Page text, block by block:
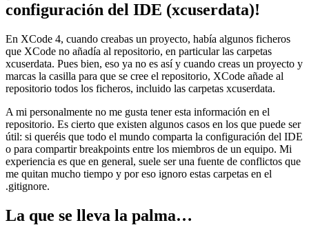
configuración del IDE (xcuserdata)!
En XCode 4, cuando creabas un proyecto, había algunos ficheros
que XCode no añadía al repositorio, en particular las carpetas
xcuserdata. Pues bien, eso ya no es así y cuando creas un proyecto y
marcas la casilla para que se cree el repositorio, XCode añade al
repositorio todos los ficheros, incluido las carpetas xcuserdata.
A mi personalmente no me gusta tener esta información en el
repositorio. Es cierto que existen algunos casos en los que puede ser
útil: si queréis que todo el mundo comparta la configuración del IDE
o para compartir breakpoints entre los miembros de un equipo. Mi
experiencia es que en general, suele ser una fuente de conflictos que
me quitan mucho tiempo y por eso ignoro estas carpetas en el
.gitignore.
La que se lleva la palma…